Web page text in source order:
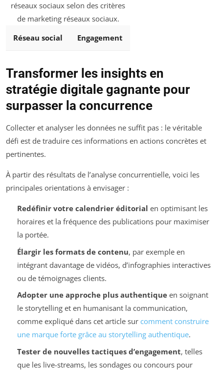
réseaux sociaux selon des critères
de marketing réseaux sociaux.
Réseau social
Engagement
Transformer les insights en
stratégie digitale gagnante pour
surpasser la concurrence
Collecter et analyser les données ne suffit pas : le véritable
défi est de traduire ces informations en actions concrètes et
pertinentes.
À partir des résultats de l’analyse concurrentielle, voici les
principales orientations à envisager :
Redéfinir votre calendrier éditorial en optimisant les
horaires et la fréquence des publications pour maximiser
la portée.
Élargir les formats de contenu, par exemple en
intégrant davantage de vidéos, d’infographies interactives
ou de témoignages clients.
Adopter une approche plus authentiqueen soignant
le storytelling et en humanisant la communication,
comme expliqué dans cet article sur comment construire
une marque forte grâce au storytelling authentique.
Tester de nouvelles tactiques d’engagement, telles
que les live-streams, les sondages ou concours pour